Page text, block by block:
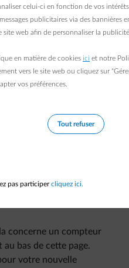
vous pouvez
Vous ne devez pas
éventuel.
utilisez
éventuellement nous
en cas de désaccord
utilisez ce
concerne un compteur
bas de cette page.
votre nouvelle
celui-ci en fonction de vos
publicitaires via des bannières
site web afin de personnaliser la
en matière de cookies ici et notre
vers le site web ou cliquez sur
vos préférences.
Tout refuser
pas participercliquez ici.